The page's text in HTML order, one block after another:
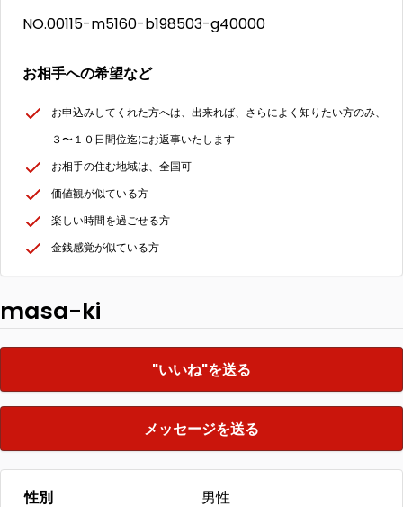
NO.00115-m5160-b198503-g40000
お相手への希望など
お申込みしてくれた方へは、出来れば、さらによく知りたい方のみ、
３〜１０日間位迄にお返事いたします
お相手の住む地域は、全国可
価値観が似ている方
楽しい時間を過ごせる方
金銭感覚が似ている方
masa-ki
"いいね"を送る
メッセージを送る
性別 男性